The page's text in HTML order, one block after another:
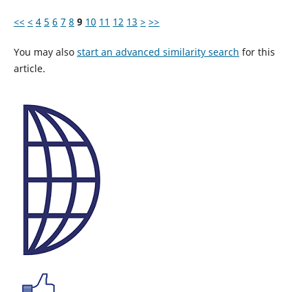
<< < 4 5 6 7 8 9 10 11 12 13 > >>
You may also start an advanced similarity search for this
article.